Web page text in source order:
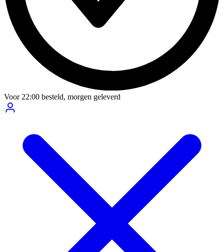
Voor22:00 besteld, morgen geleverd